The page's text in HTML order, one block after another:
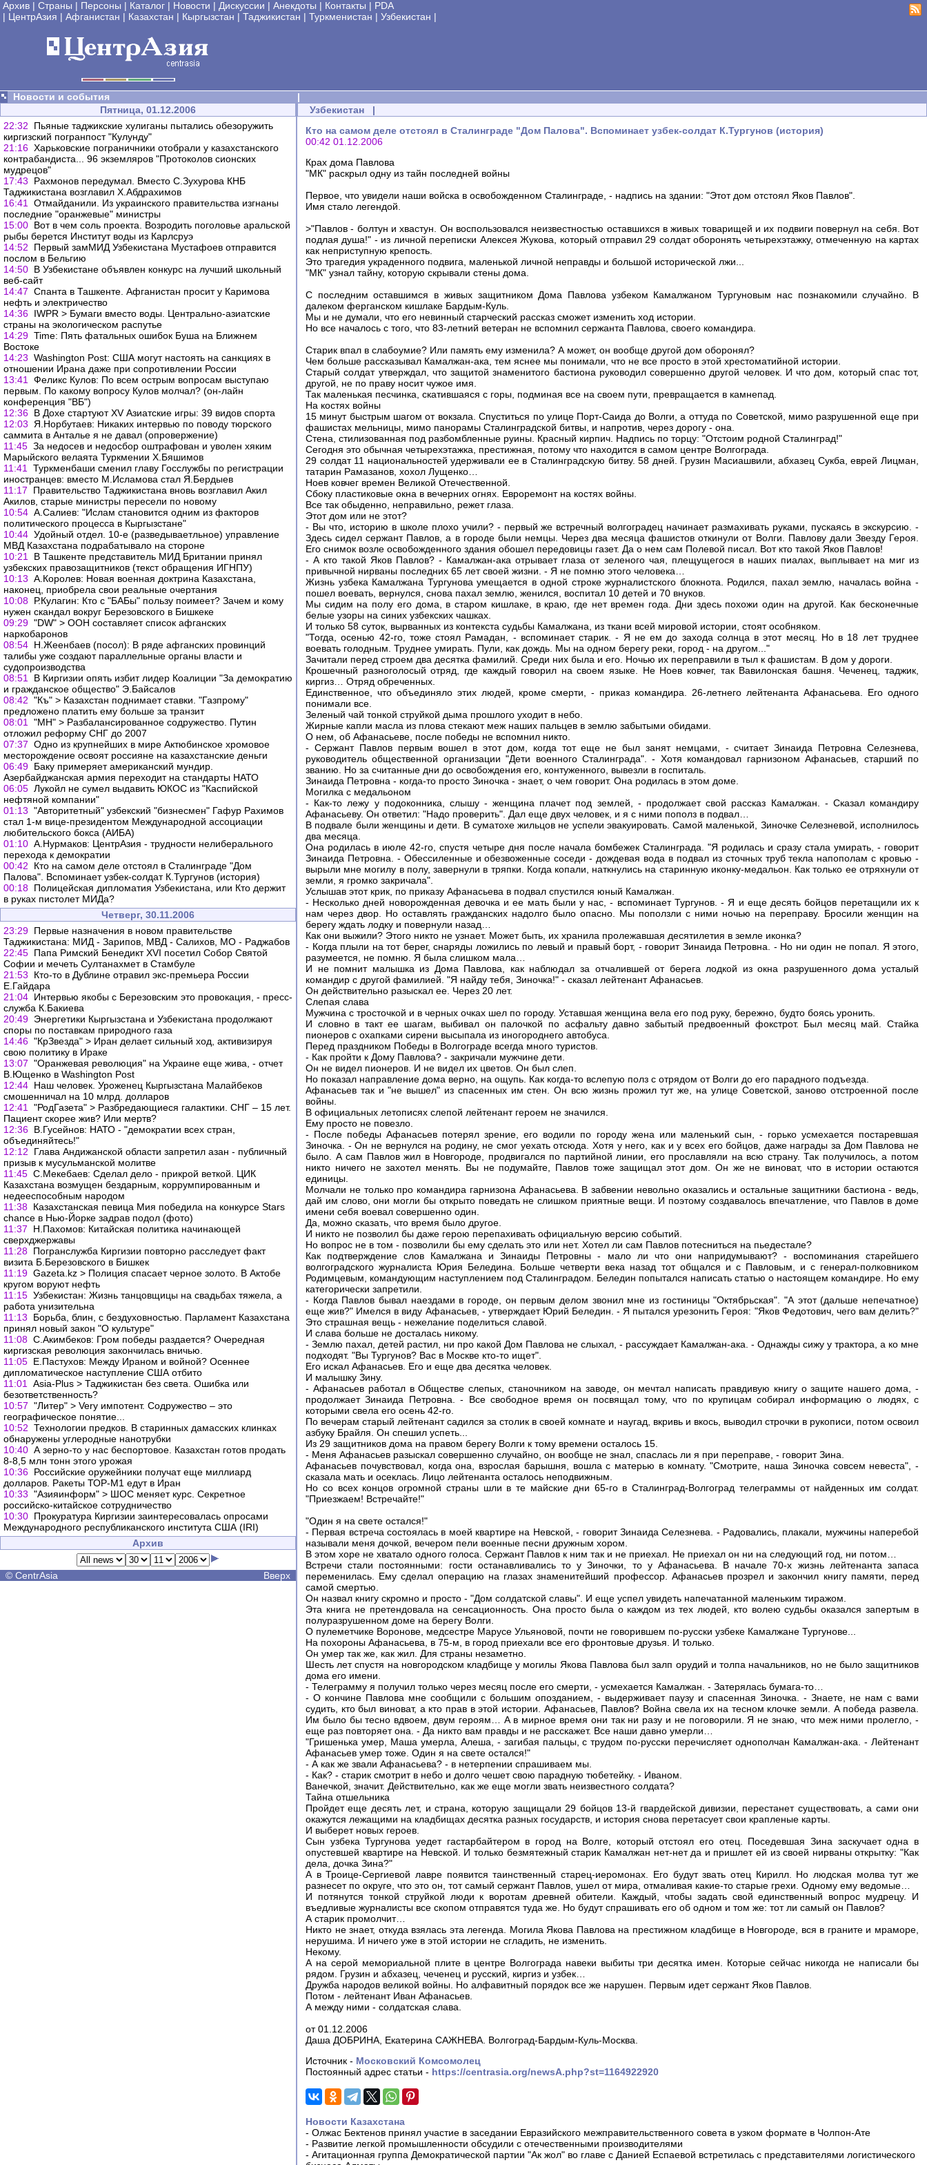
Архив | Страны | Персоны | Каталог | Новости | Дискуссии | Анекдоты | Контакты | PDA
| ЦентрАзия | Афганистан | Казахстан | Кыргызстан | Таджикистан | Туркменистан | Узбекистан |
Новости и события
|
Пятница, 01.12.2006
22:32
Пьяные таджикские хулиганы пытались обезоружить
киргизский погранпост "Кулунду"
21:16 Харьковские пограничники отобрали у казахcтанского
контрабандиста... 96 экземляров "Протоколов сионских
мудрецов"
17:43
Рахмонов передумал. Вместо С.Зухурова КНБ
Таджикистана возглавил Х.Абдрахимов
16:41
Отмайданили. Из украинского правительства изгнаны
последние "оранжевые" министры
15:00 Вот в чем соль проекта. Возродить поголовье аральской
рыбы берется Институт воды из Карлсруэ
14:52
Первый замМИД Узбекистана Мустафоев отправится
послом в Бельгию
14:50 В Узбекистане объявлен конкурс на лучший школьный
веб-сайт
14:47 Спанта в Ташкенте. Афганистан просит у Каримова
нефть и электричество
14:36 IWPR > Бумаги вместо воды. Центрально-азиатские
страны на экологическом распутье
14:29 Time: Пять фатальных ошибок Буша на Ближнем
Востоке
14:23 Washington Post: США могут настоять на санкциях в
отношении Ирана даже при сопротивлении России
13:41
Феликс Кулов: По всем острым вопросам выступаю
первым. По какому вопросу Кулов молчал? (он-лайн
конференция "ВБ")
12:36 В Дохе стартуют XV Азиатские игры: 39 видов спорта
12:03
Я.Норбутаев: Никаких интервью по поводу тюрского
саммита в Анталье я не давал (опровержение)
11:45 За недосев и недосбор оштрафован и уволен хяким
Марыйского велаята Туркмении Х.Бяшимов
11:41
Туркменбаши сменил главу Госслужбы по регистрации
иностранцев: вместо М.Исламова стал Я.Бердыев
11:17
Правительство Таджикистана вновь возглавил Акил
Акилов, старые министры пересели по новому
10:54 А.Салиев: "Ислам становится одним из факторов
политического процесса в Кыргызстане"
10:44 Удойный отдел. 10-е (разведываетльное) управление
МВД Казахстана подрабатывало на стороне
10:21
В Ташкенте представитель МИД Британии принял
узбекских правозащитников (текст обращения ИГНПУ)
10:13 А.Королев: Новая военная доктрина Казахстана,
наконец, приобрела свои реальные очертания
10:08 Р.Кулагин: Кто с "БАБы" пользу поимеет? Зачем и кому
нужен скандал вокруг Березовского в Бишкеке
09:29 "DW" > ООН составляет список афганских
наркобаронов
08:54 Н.Жеенбаев (посол): В ряде афганских провинций
талибы уже создают параллельные органы власти и
судопроизводства
08:51
В Киргизии опять избит лидер Коалиции "За демократию
и гражданское общество" Э.Байсалов
08:42 "Къ" > Казахстан поднимает ставки. "Газпрому"
предложено платить ему больше за транзит
08:01
"МН" > Разбалансированное содружество. Путин
отложил реформу СНГ до 2007
07:37 Одно из крупнейших в мире Актюбинское хромовое
месторождение освоят россияне на казахстанские деньги
06:49 Баку примеряет американский мундир.
Азербайджанская армия переходит на стандарты НАТО
06:05 Лукойл не сумел выдавить ЮКОС из "Каспийской
нефтяной компании"
01:13 "Авторитетный" узбекский "бизнесмен" Гафур Рахимов
стал 1-м вице-президентом Международной ассоциации
любительского бокса (АИБА)
01:10 А.Нурмаков: ЦентрАзия - трудности нелиберального
перехода к демократии
00:42
Кто на самом деле отстоял в Сталинграде "Дом
Палова". Вспоминает узбек-солдат К.Тургунов (история)
00:18 Полицейская дипломатия Узбекистана, или Кто держит
в руках пистолет МИДа?
Четверг, 30.11.2006
23:29 Первые назначения в новом правительстве
Таджикистана: МИД - Зарипов, МВД - Салихов, МО - Раджабов
22:45 Папа Римский Бенедикт XVI посетил Собор Святой
Софии и мечеть Султанахмет в Стамбуле
21:53
Кто-то в Дублине отравил экс-премьера России
Е.Гайдара
21:04 Интервью якобы с Березовским это провокация, - пресс-
служба К.Бакиева
20:49 Энергетики Кыргызстана и Узбекистана продолжают
cпоры по поставкам природного газа
14:46 "КрЗвезда" > Иран делает сильный ход, активизируя
свою политику в Ираке
13:07 "Оранжевая революция" на Украине еще жива, - отчет
В.Ющенко в Washington Post
12:44 Наш человек. Уроженец Кыргызстана Малайбеков
смошенничал на 10 млрд. долларов
12:41
"РодГазета" > Разбредающиеся галактики. СНГ – 15 лет.
Пациент скорее жив? Или мертв?
12:36 В.Гусейнов: НАТО - "демократии всех стран,
объединяйтесь!"
12:12
Глава Андижанской области запретил азан - публичный
призыв к мусульманской молитве
11:45 С.Мекебаев: Сделал дело - прикрой веткой. ЦИК
Казахстана возмущен бездарным, коррумпированным и
недееспособным народом
11:38 Казахстанская певица Мия победила на конкурсе Stars
chance в Нью-Йорке задрав подол (фото)
11:37
Н.Пахомов: Китайская политика начинающей
сверхджержавы
11:28 Погранслужба Киргизии повторно расследует факт
визита Б.Березовского в Бишкек
11:19 Gazeta.kz > Полиция спасает черное золото. В Актобе
кругом воруют нефть
11:15 Узбекистан: Жизнь танцовщицы на свадьбах тяжела, а
работа унизительна
11:13
Борьба, блин, с бездуховностью. Парламент Казахстана
принял новый закон "О культуре"
11:08 С.Акимбеков: Гром победы раздается? Очередная
киргизская революция закончилась вничью.
11:05 Е.Пастухов: Между Ираном и войной? Осеннее
дипломатическое наступление США отбито
11:01
Asia-Plus > Таджикистан без света. Ошибка или
безответственность?
10:57 "Литер" > Very импотент. Содружество – это
географическое понятие...
10:52 Технологии предков. В старинных дамасских клинках
обнаружены углеродные нанотрубки
10:40 А зерно-то у нас беспортовое. Казахстан готов продать
8-8,5 млн тонн этого урожая
10:36 Российские оружейники получат еще миллиард
долларов. Ракеты ТОР-М1 едут в Иран
10:33 "Азияинформ" > ШОС меняет курс. Секретное
российско-китайское сотрудничество
10:30 Прокуратура Киргизии заинтересовалась опросами
Международного республиканского института США (IRI)
Архив
© CentrAsia Вверх
Узбекистан |
Кто на самом деле отстоял в Сталинграде "Дом Палова". Вспоминает узбек-солдат К.Тургунов (история)
00:42 01.12.2006
Крах дома Павлова
"МК" раскрыл одну из тайн последней войны
Первое, что увидели наши войска в освобожденном Сталинграде, - надпись на здании: "Этот дом отстоял Яков Павлов".
Имя стало легендой.
>"Павлов - болтун и хвастун. Он воспользовался неизвестностью оставшихся в живых товарищей и их подвиги повернул на себя. Вот
подлая душа!" - из личной переписки Алексея Жукова, который отправил 29 солдат оборонять четырехэтажку, отмеченную на картах
как неприступную крепость.
Это трагедия украденного подвига, маленькой личной неправды и большой исторической лжи...
"МК" узнал тайну, которую скрывали стены дома.
С последним оставшимся в живых защитником Дома Павлова узбеком Камалжаном Тургуновым нас познакомили случайно. В
далеком ферганском кишлаке Бардым-Куль.
Мы и не думали, что его невинный старческий рассказ сможет изменить ход истории.
Но все началось с того, что 83-летний ветеран не вспомнил сержанта Павлова, своего командира.
Старик впал в слабоумие? Или память ему изменила? А может, он вообще другой дом оборонял?
Чем больше рассказывал Камалжан-ака, тем яснее мы понимали, что не все просто в этой хрестоматийной истории.
Старый солдат утверждал, что защитой знаменитого бастиона руководил совершенно другой человек. И что дом, который спас тот,
другой, не по праву носит чужое имя.
Так маленькая песчинка, скатившаяся с горы, подминая все на своем пути, превращается в камнепад.
На костях войны
15 минут быстрым шагом от вокзала. Спуститься по улице Порт-Саида до Волги, а оттуда по Советской, мимо разрушенной еще при
фашистах мельницы, мимо панорамы Сталинградской битвы, и напротив, через дорогу - она.
Стена, стилизованная под разбомбленные руины. Красный кирпич. Надпись по торцу: "Отстоим родной Сталинград!"
Сегодня это обычная четырехэтажка, престижная, потому что находится в самом центре Волгограда.
29 солдат 11 национальностей удерживали ее в Сталинградскую битву. 58 дней. Грузин Масиашвили, абхазец Сукба, еврей Лицман,
татарин Рамазанов, хохол Лущенко…
Ноев ковчег времен Великой Отечественной.
Сбоку пластиковые окна в вечерних огнях. Евроремонт на костях войны.
Все так обыденно, неправильно, режет глаза.
Этот дом или не этот?
- Вы что, историю в школе плохо учили? - первый же встречный волгоградец начинает размахивать руками, пускаясь в экскурсию. -
Здесь сидел сержант Павлов, а в городе были немцы. Через два месяца фашистов откинули от Волги. Павлову дали Звезду Героя.
Его снимок возле освобожденного здания обошел передовицы газет. Да о нем сам Полевой писал. Вот кто такой Яков Павлов!
- А кто такой Яков Павлов? - Камалжан-ака отрывает глаза от зеленого чая, плещущегося в наших пиалах, выплывает на миг из
привычной нирваны последних 65 лет своей жизни. - Я не помню этого человека…
Жизнь узбека Камалжана Тургунова умещается в одной строке журналистского блокнота. Родился, пахал землю, началась война -
пошел воевать, вернулся, снова пахал землю, женился, воспитал 10 детей и 70 внуков.
Мы сидим на полу его дома, в старом кишлаке, в краю, где нет времен года. Дни здесь похожи один на другой. Как бесконечные
белые узоры на синих узбекских чашках.
И только 58 суток, вырванных из контекста судьбы Камалжана, из ткани всей мировой истории, стоят особняком.
"Тогда, осенью 42-го, тоже стоял Рамадан, - вспоминает старик. - Я не ем до захода солнца в этот месяц. Но в 18 лет труднее
воевать голодным. Труднее умирать. Пули, как дождь. Мы на одном берегу реки, город - на другом..."
Зачитали перед строем два десятка фамилий. Среди них была и его. Ночью их переправили в тыл к фашистам. В дом у дороги.
Крошечный разноголосый отряд, где каждый говорил на своем языке. Не Ноев ковчег, так Вавилонская башня. Чеченец, таджик,
киргиз… Отряд обреченных.
Единственное, что объединяло этих людей, кроме смерти, - приказ командира. 26-летнего лейтенанта Афанасьева. Его одного
понимали все.
Зеленый чай тонкой струйкой дыма прошлого уходит в небо.
Жирные капли масла из плова стекают меж наших пальцев в землю забытыми обидами.
О нем, об Афанасьеве, после победы не вспомнил никто.
- Сержант Павлов первым вошел в этот дом, когда тот еще не был занят немцами, - считает Зинаида Петровна Селезнева,
руководитель общественной организации "Дети военного Сталинграда". - Хотя командовал гарнизоном Афанасьев, старший по
званию. Но за считанные дни до освобождения его, контуженного, вывезли в госпиталь.
Зинаида Петровна - когда-то просто Зиночка - знает, о чем говорит. Она родилась в этом доме.
Могилка с медальоном
- Как-то лежу у подоконника, слышу - женщина плачет под землей, - продолжает свой рассказ Камалжан. - Сказал командиру
Афанасьеву. Он ответил: "Надо проверить". Дал еще двух человек, и я с ними пополз в подвал…
В подвале были женщины и дети. В суматохе жильцов не успели эвакуировать. Самой маленькой, Зиночке Селезневой, исполнилось
два месяца.
Она родилась в июле 42-го, спустя четыре дня после начала бомбежек Сталинграда. "Я родилась и сразу стала умирать, - говорит
Зинаида Петровна. - Обессиленные и обезвоженные соседи - дождевая вода в подвал из сточных труб текла напополам с кровью -
вырыли мне могилу в полу, завернули в тряпки. Когда копали, наткнулись на старинную иконку-медальон. Как только ее отряхнули от
земли, я громко закричала".
Услышав этот крик, по приказу Афанасьева в подвал спустился юный Камалжан.
- Несколько дней новорожденная девочка и ее мать были у нас, - вспоминает Тургунов. - Я и еще десять бойцов перетащили их к
нам через двор. Но оставлять гражданских надолго было опасно. Мы поползли с ними ночью на переправу. Бросили женщин на
берегу ждать лодку и повернули назад…
Как они выжили? Этого никто не узнает. Может быть, их хранила пролежавшая десятилетия в земле иконка?
- Когда плыли на тот берег, снаряды ложились по левый и правый борт, - говорит Зинаида Петровна. - Но ни один не попал. Я этого,
разумеется, не помню. Я была слишком мала…
И не помнит малышка из Дома Павлова, как наблюдал за отчалившей от берега лодкой из окна разрушенного дома усталый
командир с другой фамилией. "Я найду тебя, Зиночка!" - сказал лейтенант Афанасьев.
Он действительно разыскал ее. Через 20 лет.
Слепая слава
Мужчина с тросточкой и в черных очках шел по городу. Уставшая женщина вела его под руку, бережно, будто боясь уронить.
И словно в такт ее шагам, выбивал он палочкой по асфальту давно забытый предвоенный фокстрот. Был месяц май. Стайка
пионеров с охапками сирени высыпала из иногороднего автобуса.
Перед праздником Победы в Волгограде всегда много туристов.
- Как пройти к Дому Павлова? - закричали мужчине дети.
Он не видел пионеров. И не видел их цветов. Он был слеп.
Но показал направление дома верно, на ощупь. Как когда-то вслепую полз с отрядом от Волги до его парадного подъезда.
Афанасьев так и "не вышел" из спасенных им стен. Он всю жизнь прожил тут же, на улице Советской, заново отстроенной после
войны.
В официальных летописях слепой лейтенант героем не значился.
Ему просто не повезло.
- После победы Афанасьев потерял зрение, его водили по городу жена или маленький сын, - горько усмехается постаревшая
Зиночка. - Он не вернулся на родину, не смог уехать отсюда. Хотя у него, как и у всех его бойцов, даже награды за Дом Павлова не
было. А сам Павлов жил в Новгороде, продвигался по партийной линии, его прославляли на всю страну. Так получилось, а потом
никто ничего не захотел менять. Вы не подумайте, Павлов тоже защищал этот дом. Он же не виноват, что в истории остаются
единицы.
Молчали не только про командира гарнизона Афанасьева. В забвении невольно оказались и остальные защитники бастиона - ведь,
дай им слово, они могли бы открыто поведать не слишком приятные вещи. И поэтому создавалось впечатление, что Павлов в доме
имени себя воевал совершенно один.
Да, можно сказать, что время было другое.
И никто не позволил бы даже герою перепахивать официальную версию событий.
Но вопрос не в том - позволили бы ему сделать это или нет. Хотел ли сам Павлов потесниться на пьедестале?
Как подтверждение слов Камалжана и Зинаиды Петровны - мало ли что они напридумывают? - воспоминания старейшего
волгоградского журналиста Юрия Беледина. Больше четверти века назад тот общался и с Павловым, и с генерал-полковником
Родимцевым, командующим наступлением под Сталинградом. Беледин попытался написать статью о настоящем командире. Но ему
категорически запретили.
- Когда Павлов бывал наездами в городе, он первым делом звонил мне из гостиницы "Октябрьская". "А этот (дальше непечатное)
еще жив?" Имелся в виду Афанасьев, - утверждает Юрий Беледин. - Я пытался урезонить Героя: "Яков Федотович, чего вам делить?"
Это страшная вещь - нежелание поделиться славой.
И слава больше не досталась никому.
- Землю пахал, детей растил, ни про какой Дом Павлова не слыхал, - рассуждает Камалжан-ака. - Однажды сижу у трактора, а ко мне
подходят. "Вы Тургунов? Вас в Москве кто-то ищет".
Его искал Афанасьев. Его и еще два десятка человек.
И малышку Зину.
- Афанасьев работал в Обществе слепых, станочником на заводе, он мечтал написать правдивую книгу о защите нашего дома, -
продолжает Зинаида Петровна. - Все свободное время он посвящал тому, что по крупицам собирал информацию о людях, с
которыми свела его осень 42-го.
По вечерам старый лейтенант садился за столик в своей комнате и наугад, вкривь и вкось, выводил строчки в рукописи, потом освоил
азбуку Брайля. Он спешил успеть...
Из 29 защитников дома на правом берегу Волги к тому времени осталось 15.
- Меня Афанасьев разыскал совершенно случайно, он вообще не знал, спаслась ли я при переправе, - говорит Зина.
Афанасьев почувствовал, когда она, взрослая барышня, вошла с матерью в комнату. "Смотрите, наша Зиночка совсем невеста", -
сказала мать и осеклась. Лицо лейтенанта осталось неподвижным.
Но со всех концов огромной страны шли в те майские дни 65-го в Сталинград-Волгоград телеграммы от найденных им солдат.
"Приезжаем! Встречайте!"
"Один я на свете остался!"
- Первая встреча состоялась в моей квартире на Невской, - говорит Зинаида Селезнева. - Радовались, плакали, мужчины наперебой
называли меня дочкой, вечером пели военные песни дружным хором.
В этом хоре не хватало одного голоса. Сержант Павлов к ним так и не приехал. Не приехал он ни на следующий год, ни потом…
Встречи стали постоянными: гости останавливались то у Зиночки, то у Афанасьева. В начале 70-х жизнь лейтенанта запаса
переменилась. Ему сделал операцию на глазах знаменитейший профессор. Афанасьев прозрел и закончил книгу памяти, перед
самой смертью.
Он назвал книгу скромно и просто - "Дом солдатской славы". И еще успел увидеть напечатанной маленьким тиражом.
Эта книга не претендовала на сенсационность. Она просто была о каждом из тех людей, кто волею судьбы оказался запертым в
полуразрушенном доме на берегу Волги.
О пулеметчике Воронове, медсестре Марусе Ульяновой, почти не говорившем по-русски узбеке Камалжане Тургунове...
На похороны Афанасьева, в 75-м, в город приехали все его фронтовые друзья. И только.
Он умер так же, как жил. Для страны незаметно.
Шесть лет спустя на новгородском кладбище у могилы Якова Павлова был залп орудий и толпа начальников, но не было защитников
дома его имени.
- Телеграмму я получил только через месяц после его смерти, - усмехается Камалжан. - Затерялась бумага-то…
- О кончине Павлова мне сообщили с большим опозданием, - выдерживает паузу и спасенная Зиночка. - Знаете, не нам с вами
судить, кто был виноват, а кто прав в этой истории. Афанасьев, Павлов? Война свела их на тесном клочке земли. А победа развела.
Им было бы тесно вдвоем, двум героям… А в мирное время они так ни разу и не поговорили. Я не знаю, что меж ними пролегло, -
еще раз повторяет она. - Да никто вам правды и не расскажет. Все наши давно умерли…
"Гришенька умер, Маша умерла, Алеша, - загибая пальцы, с трудом по-русски перечисляет однополчан Камалжан-ака. - Лейтенант
Афанасьев умер тоже. Один я на свете остался!"
- А как же звали Афанасьева? - в нетерпении спрашиваем мы.
- Как? - старик смотрит в небо и долго чешет свою парадную тюбетейку. - Иваном.
Ванечкой, значит. Действительно, как же еще могли звать неизвестного солдата?
Тайна отшельника
Пройдет еще десять лет, и страна, которую защищали 29 бойцов 13-й гвардейской дивизии, перестанет существовать, а сами они
окажутся лежащими на кладбищах десятка разных государств, и история снова перетасует свои крапленые карты.
И выберет новых героев.
Сын узбека Тургунова уедет гастарбайтером в город на Волге, который отстоял его отец. Поседевшая Зина заскучает одна в
опустевшей квартире на Невской. И только безмятежный старик Камалжан нет-нет да и пришлет ей из своей нирваны открытку: "Как
дела, дочка Зина?"
А в Троице-Сергиевой лавре появится таинственный старец-иеромонах. Его будут звать отец Кирилл. Но людская молва тут же
разнесет по округе, что это он, тот самый сержант Павлов, ушел от мира, отмаливая какие-то старые грехи. Одному ему ведомые…
И потянутся тонкой струйкой люди к воротам древней обители. Каждый, чтобы задать свой единственный вопрос мудрецу. И
въедливые журналисты все скопом отправятся туда же. Но будут спрашивать его об одном и том же: тот ли самый он Павлов?
А старик промолчит…
Никто не знает, откуда взялась эта легенда. Могила Якова Павлова на престижном кладбище в Новгороде, вся в граните и мраморе,
нерушима. И ничего уже в этой истории не сгладить, не изменить.
Некому.
А на серой мемориальной плите в центре Волгограда навеки выбиты три десятка имен. Которые сейчас никогда не написали бы
рядом. Грузин и абхазец, чеченец и русский, киргиз и узбек…
Дружба народов великой войны. Но алфавитный порядок все же нарушен. Первым идет сержант Яков Павлов.
Потом - лейтенант Иван Афанасьев.
А между ними - солдатская слава.
от 01.12.2006
Даша ДОБРИНА, Екатерина САЖНЕВА. Волгоград-Бардым-Куль-Москва.
Источник - Московский Комсомолец
Постоянный адрес статьи - https://centrasia.org/newsA.php?st=1164922920
Новости Казахстана
- Олжас Бектенов принял участие в заседании Евразийского межправительственного совета в узком формате в Чолпон-Ате
- Развитие легкой промышленности обсудили с отечественными производителями
- Агитационная группа Демократической партии "Ак жол" во главе с Данией Еспаевой встретилась с представителями логистического